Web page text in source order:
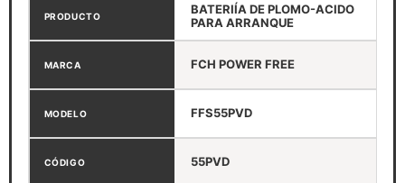
PRODUCTO
BATERIÍA DE PLOMO-ACIDO
PARA ARRANQUE
MARCA FCH POWER FREE
MODELO FFS55PVD
CÓDIGO 55PVD